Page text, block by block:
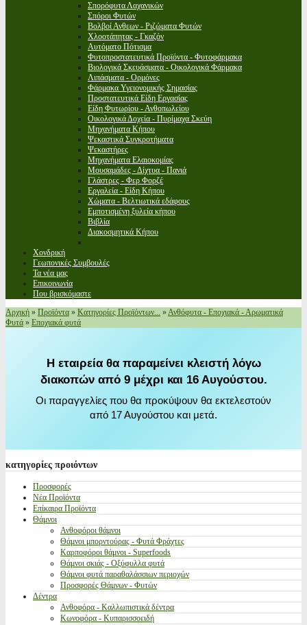
Σπορόφυτα Λαχανικών
Σπόροι Φυτών
Βολβοί Ανθεων - Ριζώματα Φυτών
Χλοοτάπητας - Γκαζόν
Αυτόματο Πότισμα
Φυτοπροστατευτικά Προϊόντα - Φυτοφάρμακα
Βιολογικά Σκευάσματα - Οικολογικά Φάρμακα
Λιπάσματα - Ορμόνες
Φάρμακα Υγειονομικής Σημασίας
Προστατευτικά Είδη Εργασίας
Είδη Φυτωρίου - Ανθοπωλείου
Οικολογικά Δοχεία - Πυρίμαχα Σκεύη
Μηχανήματα Κήπου
Ψεκαστικά Συγκροτήματα
Ψεκαστήρες
Μηχανήματα Ελαιοκομίας
Μουσαμάδες - Δίχτυα - Πανιά
Γλάστρες - Φερ Φορζέ
Εργαλεία - Είδη Κήπου
Χώματα - Βελτιωτικά εδάφους
Εμποτισμένη ξυλεία κήπου
Βιβλία
Διακοσμητικά Κήπου
Χονδρική
Γεωπονικές Συμβουλές
Τα νέα μας
Επικοινωνία
Που βρισκόμαστε
Αρχική » Προϊόντα » Κατηγορίες Προϊόντων... »Ανθόφυτα - Εποχιακά - Αρωματικά
Φυτά » Εποχιακά φυτά
Η εταιρεία θα παραμείνει κλειστή λόγω
διακοπών από 9 μέχρι και 16 Αυγούστου.
Οι παραγγελίες που θα προκύψουν θα εκτελεστούν
από 17 Αυγούστου και μετά.
κατηγορίες προιόντων
Προσφορές
Νέα Προϊόντα
Επίκαιρα Προϊόντα
Θάμνοι
Ανθοφόροι θάμνοι
Θάμνοι μπορντούρας - Φυτά Φράχτες
Καρποφόροι θάμνοι - Superfoods
Θάμνοι σκιάς - Οξύφυλλα φυτά
Θάμνοι φυτά παραθαλάσσιων περιοχών
Προσφορές Θάμνων - Φυτών
Δέντρα
Ανθοφόρα - Καλλωπιστικά δέντρα
Κωνοφόρα - Κυπαρισσοειδή